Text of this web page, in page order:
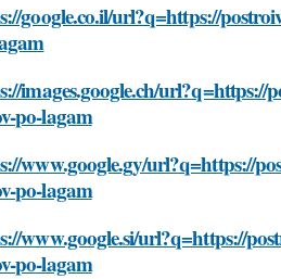
google.co.il/url?q=https://
images.google.ch/url?q=https://
po-lagam
www.google.gy/url?q=https://
po-lagam
www.google.si/url?q=https://
po-lagam